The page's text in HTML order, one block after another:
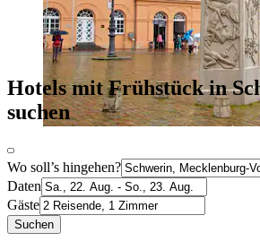
Hotels mit Frühstück in
suchen
Wo soll’s hingehen?
Daten
Gäste
Suchen